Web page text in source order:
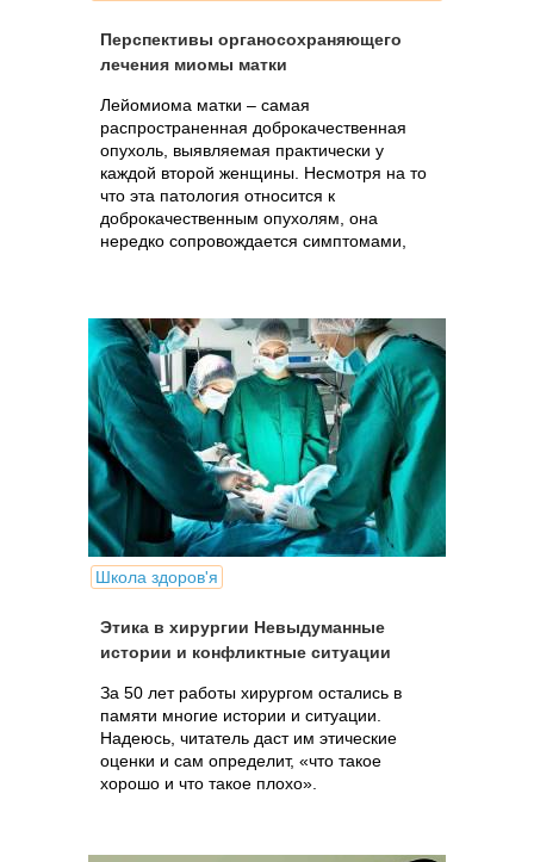
Перспективы органосохраняющего
лечения миомы матки
Лейомиома матки – самая
распространенная доброкачественная
опухоль, выявляемая практически у
каждой второй женщины. Несмотря на то
что эта патология относится к
доброкачественным опухолям, она
нередко сопровождается симптомами,
Школа здоров'я
Этика в хирургии Невыдуманные
истории и конфликтные ситуации
За 50 лет работы хирургом остались в
памяти многие истории и ситуации.
Надеюсь, читатель даст им этические
оценки и сам определит, «что такое
хорошо и что такое плохо».